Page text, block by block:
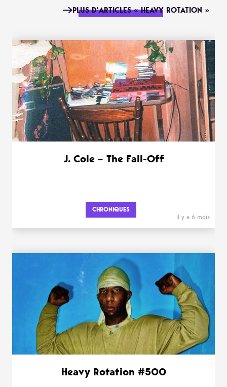
PLUS D'ARTICLES « HEAVY ROTATION »
J. Cole – The Fall-Off
CHRONIQUES
il y a 6 mois
Heavy Rotation #500